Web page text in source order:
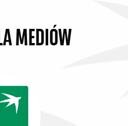
MEDIÓW